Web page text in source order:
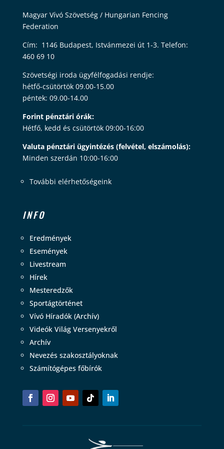
Magyar Vívó Szövetség / Hungarian Fencing
Federation
Cím: 1146 Budapest, Istvánmezei út 1-3. Telefon:
460 69 10
Szövetségi iroda ügyfélfogadási rendje:
hétfő-csütörtök 09.00-15.00
péntek: 09.00-14.00
Forint pénztári órák:
Hétfő, kedd és csütörtök 09:00-16:00
Valuta pénztári ügyintézés (felvétel, elszámolás):
Minden szerdán 10:00-16:00
További elérhetőségeink
INFO
Eredmények
Események
Livestream
Hírek
Mesteredzők
Sportágtörténet
Vívó Híradók (Archív)
Videók Világ Versenyekről
Archív
Nevezés szakosztályoknak
Számítógépes főbírók